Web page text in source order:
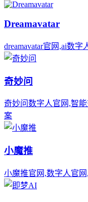
Dreamavatar
dreamavatar官网,ai数
奇妙问
奇妙问数字人官网,智
案
小魔推
小魔推官网,数字人官